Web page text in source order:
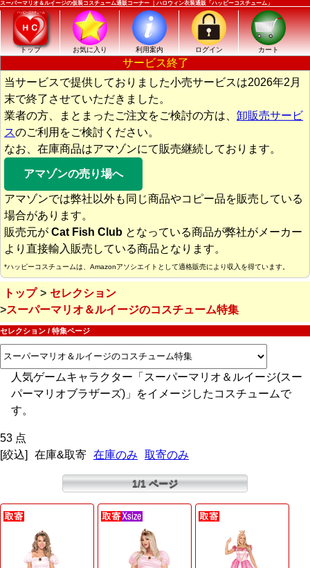
スーパーマリオ＆ルイージの仮装コスチューム通販コーナー ｜ハロウィン衣装通販「ハッピーコスチューム」
トップ お気に入り 利用案内 ログイン カート
サービス終了
当サービスで提供しておりました小売サービスは2026年2月
末で終了させていただきました。
業者の方、まとまったご注文をご検討の方は、 卸販売サービ
スのご利用をご検討ください。
なお、在庫商品はアマゾンにて販売継続しております。
アマゾンの売り場へ
アマゾンでは弊社以外も同じ商品やコピー品を販売している
場合があります。
販売元が Cat Fish Club となっている商品が弊社がメーカー
より直接輸入販売している商品となります。
*ハッピーコスチュームは、Amazonアソシエイトとして適格販売により収入を得ています。
トップ
セレクション
スーパーマリオ＆ルイージのコスチューム特集
セレクション / 特集ページ
人気ゲームキャラクター「スーパーマリオ＆ルイージ(スー
パーマリオブラザーズ)」をイメージしたコスチュームで
す。
53 点
[絞込]
在庫&取寄 在庫のみ 取寄のみ
1/1 ページ